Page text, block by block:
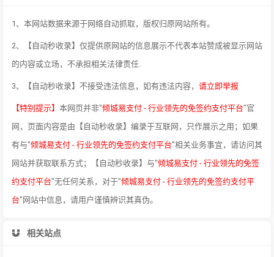
1、本网站数据来源于网络自动抓取，版权归原网站所有。
2、【自动秒收录】仅提供原网站的信息展示不代表本站赞成被显示网站
的内容或立场，不承担相关法律责任.
3、【自动秒收录】不接受违法信息，如有违法内容， 请立即举报
【特别提示】 本网页并非"倾城易支付 - 行业领先的免签约支付平台"官
网，页面内容是由【自动秒收录】编录于互联网，只作展示之用；如果
有与"倾城易支付 - 行业领先的免签约支付平台"相关业务事宜，请访问其
网站并获取联系方式；【自动秒收录】与"倾城易支付 - 行业领先的免签
约支付平台"无任何关系，对于"倾城易支付 - 行业领先的免签约支付平
台"网站中信息，请用户谨慎辨识其真伪。
相关站点